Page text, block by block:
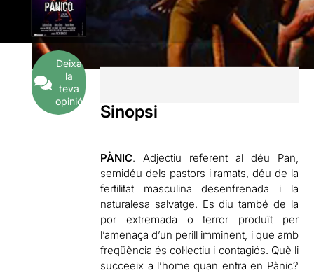
Deixa
la
teva
opinió
Sinopsi
PÀNIC. Adjectiu referent al déu Pan,
semidéu dels pastors i ramats, déu de la
fertilitat masculina desenfrenada i la
naturalesa salvatge. Es diu també de la
por extremada o terror produït per
l’amenaça d’un perill imminent, i que amb
freqüència és col·lectiu i contagiós. Què li
succeeix a l’home quan entra en Pànic?